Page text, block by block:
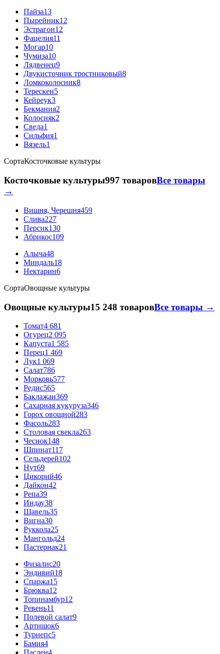
Пайза13
Пырейник12
Эстрагон12
Фацелия11
Могар10
Чумиза10
Лядвенец9
Двукисточник тростниковый8
Ломкоколосник8
Терескен5
Кейреук3
Бекмания2
Колосняк2
Сведа1
Сильфия1
Вязель1
СортаКосточковые культуры
Косточковые культуры997 товаровВсе товары
→
Вишня, Черешня459
Слива227
Персик130
Абрикос109
Алыча48
Миндаль18
Нектарин6
СортаОвощные культуры
Овощные культуры15 248 товаровВсе товары →
Томат4 681
Огурец2 095
Капуста1 585
Перец1 469
Лук1 069
Салат786
Морковь577
Редис565
Баклажан369
Сахарная кукуруза346
Горох овощной283
Фасоль283
Столовая свекла263
Чеснок148
Шпинат117
Сельдерей102
Нут69
Цикорий46
Дайкон42
Репа39
Индау38
Щавель35
Вигна30
Руккола25
Мангольд24
Пастернак21
Физалис20
Эндивий18
Спаржа15
Брюква12
Топинамбур12
Ревень11
Полевой салат9
Артишок6
Турнепс5
Бамия4